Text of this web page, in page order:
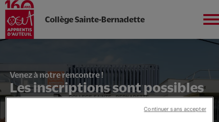
Aller
Collège Sainte-Bernadette
Venez à notre rencontre !
Les inscriptions sont possibles
!
Continuer sans accepter